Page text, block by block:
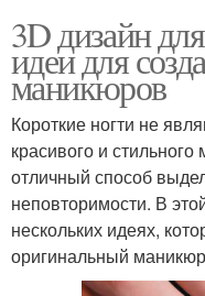
3D дизайн
идеи для
маникюров
Короткие ногти не
красивого и
отличный способ
неповторимости. В
нескольких идеях,
оригинальный